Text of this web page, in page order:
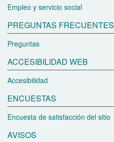
Empleo y servicio social
PREGUNTAS FRECUENTES
Preguntas
ACCESIBILIDAD WEB
Accesibilidad
ENCUESTAS
Encuesta de satisfacción del sitio
AVISOS